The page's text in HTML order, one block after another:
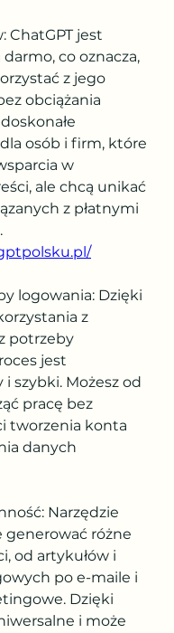
ChatGPT jest
co oznacza,
z jego
obciążania
osób i firm, które
w
ale chcą unikać
z płatnymi
logowania: Dzięki
z
potrzeby
jest
i szybki. Możesz od
pracę bez
tworzenia konta
danych
Narzędzie
generować różne
od artykułów i
po e-maile i
Dzięki
i może